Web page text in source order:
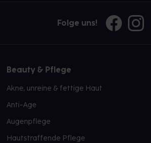
Folge uns!
Beauty & Pflege
Akne, unreine & fettige Haut
Anti-Age
Augenpflege
Hautstraffende Pflege